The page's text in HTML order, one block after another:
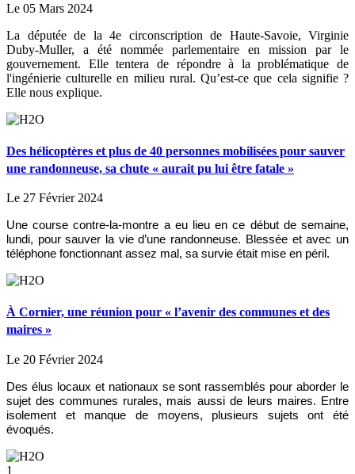
Le 05 Mars 2024
La députée de la 4e circonscription de Haute-Savoie, Virginie
Duby-Muller, a été nommée parlementaire en mission par le
gouvernement. Elle tentera de répondre à la problématique de
l'ingénierie culturelle en milieu rural. Qu’est-ce que cela signifie ?
Elle nous explique.
Des hélicoptères et plus de 40 personnes mobilisées pour sauver
une randonneuse, sa chute « aurait pu lui être fatale »
Le 27 Février 2024
Une course contre-la-montre a eu lieu en ce début de semaine,
lundi, pour sauver la vie d’une randonneuse. Blessée et avec un
téléphone fonctionnant assez mal, sa survie était mise en péril.
À Cornier, une réunion pour « l’avenir des communes et des
maires »
Le 20 Février 2024
Des élus locaux et nationaux se sont rassemblés pour aborder le
sujet des communes rurales, mais aussi de leurs maires. Entre
isolement et manque de moyens, plusieurs sujets ont été
évoqués.
1